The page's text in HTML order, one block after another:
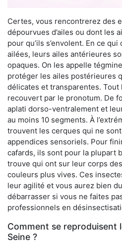
Certes, vous rencontrerez des
dépourvues d’ailes ou dont les
pour qu’ils s’envolent. En ce
ailées, leurs ailes antérieures
opaques. On les appelle
protéger les ailes postérieures
délicates et transparentes.
recouvert par le pronotum. De
aplati dorso-ventralement et
au moins 10 segments. À
trouvent les cerques qui ne sont
appendices sensoriels. Pour
cafards, ils sont pour la plupart
trouve qui ont sur leur corps
couleurs plus vives. Ces
leur agilité et vous aurez bien
débarrasser si vous ne faites
professionnels en
Comment se reproduisent
Seine ?